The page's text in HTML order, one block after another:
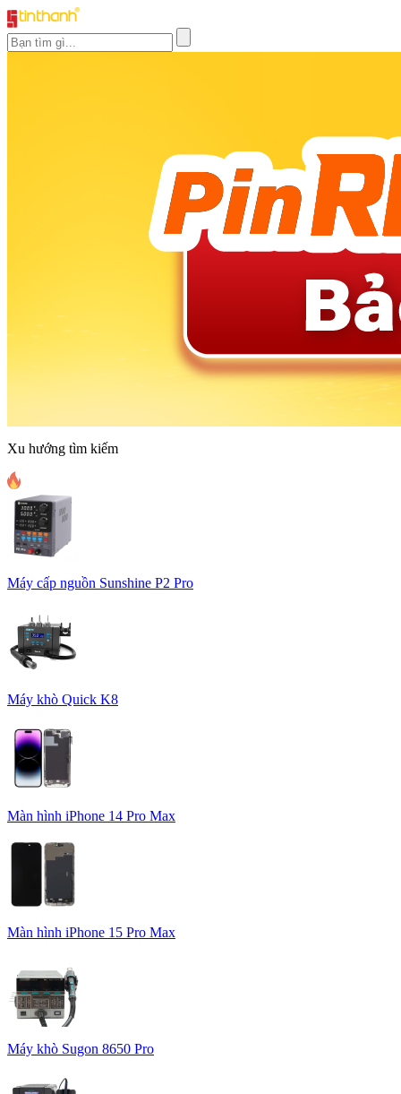
Xu hướng tìm kiếm
Máy cấp nguồn Sunshine P2 Pro
Máy khò Quick K8
Màn hình iPhone 14 Pro Max
Màn hình iPhone 15 Pro Max
Máy khò Sugon 8650 Pro